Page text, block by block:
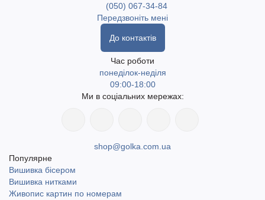
(050) 067-34-84
Передзвоніть мені
До контактів
Час роботи
понеділок-неділя
09:00-18:00
Ми в соціальних мережах:
shop@golka.com.ua
Популярне
Вишивка бісером
Вишивка нитками
Живопис картин по номерам